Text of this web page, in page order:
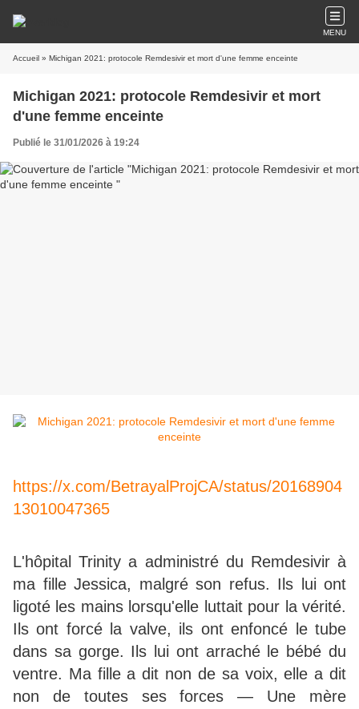
MENU
Accueil » Michigan 2021: protocole Remdesivir et mort d'une femme enceinte
Michigan 2021: protocole Remdesivir et mort
d'une femme enceinte
Publié le 31/01/2026 à 19:24
https://x.com/BetrayalProjCA/status/20168904
13010047365
L'hôpital Trinity a administré du Remdesivir à
ma fille Jessica, malgré son refus. Ils lui ont
ligoté les mains lorsqu'elle luttait pour la vérité.
Ils ont forcé la valve, ils ont enfoncé le tube
dans sa gorge. Ils lui ont arraché le bébé du
ventre. Ma fille a dit non de sa voix, elle a dit
non de toutes ses forces — Une mère